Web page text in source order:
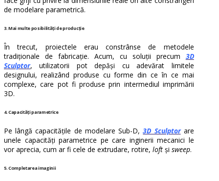
de modelare parametrică.
3. Mai multe posibilități de producție
În trecut, proiectele erau constrânse de metodele
tradiționale de fabricație. Acum, cu soluții precum 3D
Sculptor, utilizatorii pot depăși cu adevărat limitele
designului, realizând produse cu forme din ce în ce mai
complexe, care pot fi produse prin intermediul imprimării
3D.
4. Capacități parametrice
Pe lângă capacitățile de modelare Sub-D,3D Sculptorare
unele capacități parametrice pe care inginerii mecanici le
vor aprecia, cum ar fi cele de extrudare, rotire, loft și sweep.
5. Completarea imaginii